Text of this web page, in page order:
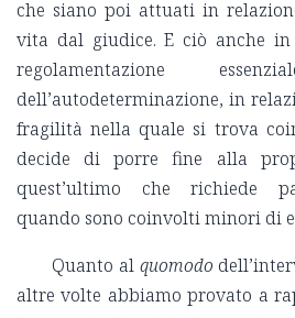
che siano poi attuati in
vita dal giudice. E ciò anche
regolamentazione
dell’autodeterminazione, in
fragilità nella quale si trova
decide di porre fine alla
quest’ultimo che richiede
quando sono coinvolti minori di
Quanto al quomodo
altre volte abbiamo provato a